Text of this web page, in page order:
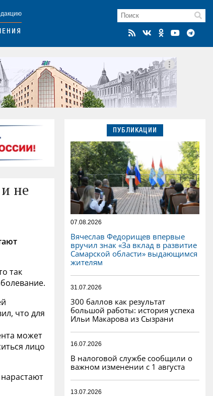
не
так
что для
может
лицо
ПУБЛИКАЦИИ
07.08.2026
Вячеслав Федорищев впервые
вручил знак «За вклад в развитие
Самарской области» выдающимся
жителям
31.07.2026
300 баллов как результат
большой работы: история успеха
Ильи Макарова из Сызрани
16.07.2026
В налоговой службе сообщили о
важном изменении с 1 августа
13.07.2026